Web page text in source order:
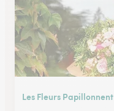
Les Fleurs Papillonnent